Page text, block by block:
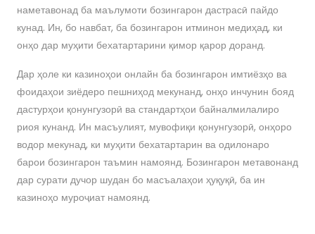
наметавонад ба маълумоти бозингарон дастрасӣ пайдо
кунад. Ин, бо навбат, ба бозингарон итминон медиҳад, ки
онҳо дар муҳити бехатартарини қимор қарор доранд.
Дар ҳоле ки казиноҳои онлайн ба бозингарон имтиёзҳо ва
фоидаҳои зиёдеро пешниҳод мекунанд, онҳо инчунин бояд
дастурҳои қонунгузорӣ ва стандартҳои байналмилалиро
риоя кунанд. Ин масъулият, мувофиқи қонунгузорӣ, онҳоро
водор мекунад, ки муҳити бехатартарин ва одилонаро
барои бозингарон таъмин намоянд. Бозингарон метавонанд
дар сурати дучор шудан бо масъалаҳои ҳуқуқӣ, ба ин
казиноҳо муроҷиат намоянд.